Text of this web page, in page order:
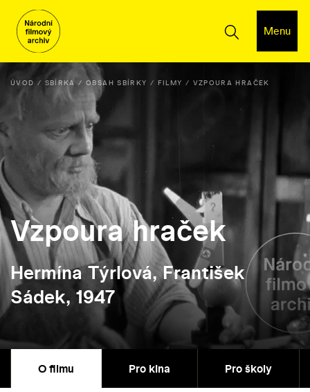
Menu
ÚVOD SBÍRKA OBSAH SBÍRKY FILMY VZPOURA HRAČEK
Vzpoura hraček
Hermína Týrlová, František
Sádek, 1947
O filmu Pro kina Pro školy